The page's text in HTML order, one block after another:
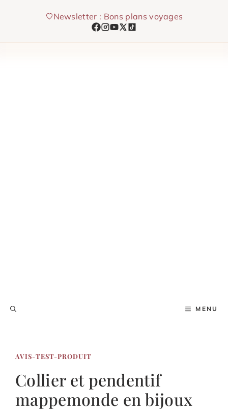
Newsletter : Bons plans voyages
MENU
AVIS-TEST-PRODUIT
Collier et pendentif
mappemonde en bijoux